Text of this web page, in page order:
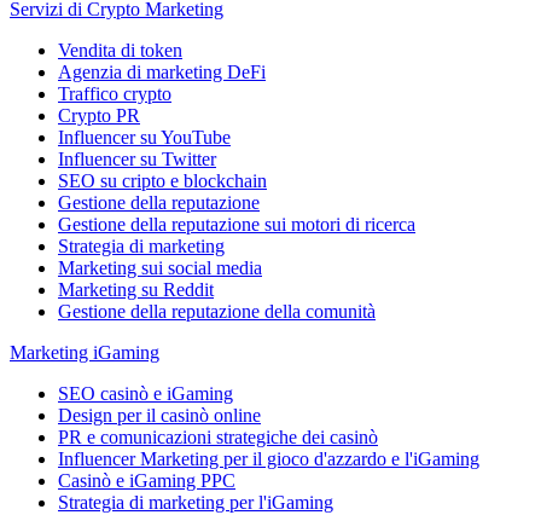
Servizi di Crypto Marketing
Vendita di token
Agenzia di marketing DeFi
Traffico crypto
Crypto PR
Influencer su YouTube
Influencer su Twitter
SEO su cripto e blockchain
Gestione della reputazione
Gestione della reputazione sui motori di ricerca
Strategia di marketing
Marketing sui social media
Marketing su Reddit
Gestione della reputazione della comunità
Marketing iGaming
SEO casinò e iGaming
Design per il casinò online
PR e comunicazioni strategiche dei casinò
Influencer Marketing per il gioco d'azzardo e l'iGaming
Casinò e iGaming PPC
Strategia di marketing per l'iGaming